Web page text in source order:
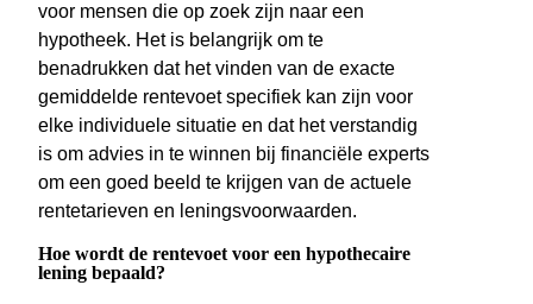
voor mensen die op zoek zijn naar een
hypotheek. Het is belangrijk om te
benadrukken dat het vinden van de exacte
gemiddelde rentevoet specifiek kan zijn voor
elke individuele situatie en dat het verstandig
is om advies in te winnen bij financiële experts
om een goed beeld te krijgen van de actuele
rentetarieven en leningsvoorwaarden.
Hoe wordt de rentevoet voor een hypothecaire
lening bepaald?